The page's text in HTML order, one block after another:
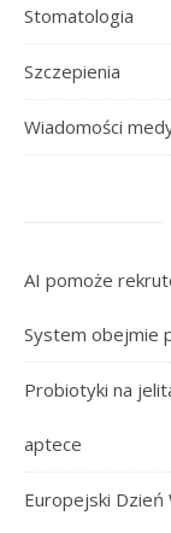
Stomatologia
Szczepienia
Wiadomości
AI pomoże
System obejmie
Probiotyki na
aptece
Europejski Dzień